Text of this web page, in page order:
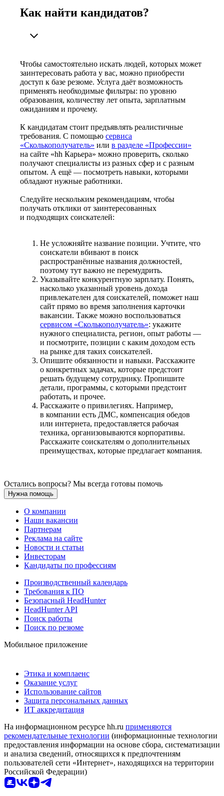
Как найти кандидатов?
Чтобы самостоятельно искать людей, которых может
заинтересовать работа у вас, можно приобрести
доступ к базе резюме. Услуга даёт возможность
применять необходимые фильтры: по уровню
образования, количеству лет опыта, зарплатным
ожиданиям и прочему.
К кандидатам стоит предъявлять реалистичные
требования. С помощью сервиса
«Сколькополучатель» или в разделе «Профессии»
на сайте «hh Карьера» можно проверить, сколько
получают специалисты из разных сфер и с разным
опытом. А ещё — посмотреть навыки, которыми
обладают нужные работники.
Следуйте нескольким рекомендациям, чтобы
получать отклики от заинтересованных
и подходящих соискателей:
Не усложняйте название позиции. Учтите, что
соискатели вбивают в поиск
распространённые названия должностей,
поэтому тут важно не перемудрить.
Указывайте конкурентную зарплату. Понять,
насколько указанный уровень дохода
привлекателен для соискателей, поможет наш
сайт прямо во время заполнения карточки
вакансии. Также можно воспользоваться
сервисом «Сколькополучатель»: укажите
нужного специалиста, регион, опыт работы —
и посмотрите, позиции с каким доходом есть
на рынке для таких соискателей.
Опишите обязанности и навыки. Расскажите
о конкретных задачах, которые предстоит
решать будущему сотруднику. Пропишите
детали, программы, с которыми предстоит
работать, и прочее.
Расскажите о привилегиях. Например,
в компании есть ДМС, компенсация обедов
или интернета, предоставляется рабочая
техника, организовываются корпоративы.
Расскажите соискателям о дополнительных
преимуществах, которые предлагает компания.
Остались вопросы? Мы всегда готовы помочь
Нужна помощь
О компании
Наши вакансии
Партнерам
Реклама на сайте
Новости и статьи
Инвесторам
Кандидаты по профессиям
Производственный календарь
Требования к ПО
Безопасный HeadHunter
HeadHunter API
Поиск работы
Поиск по резюме
Мобильное приложение
Этика и комплаенс
Оказание услуг
Использование сайтов
Защита персональных данных
ИТ аккредитация
На информационном ресурсе hh.ru применяются
рекомендательные технологии (информационные технологии
предоставления информации на основе сбора, систематизации
и анализа сведений, относящихся к предпочтениям
пользователей сети «Интернет», находящихся на территории
Российской Федерации)